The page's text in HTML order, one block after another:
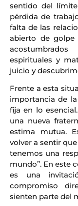
sentido del
pérdida de
falta de las
abierto de golpe
espirituales y
juicio y
Frente a esta
importancia de
fija en lo
una nueva
estima mutua.
volver a sentir
tenemos una
mundo”. En este
es una
compromiso
sienten parte del